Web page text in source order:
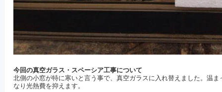
今回の真空ガラス・スペーシア工事について
北側の小窓が特に寒いと言う事で、真空ガラスに入れ替えました。温
なり光熱費を抑えます。